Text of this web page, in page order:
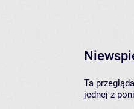
Ta
jednej z